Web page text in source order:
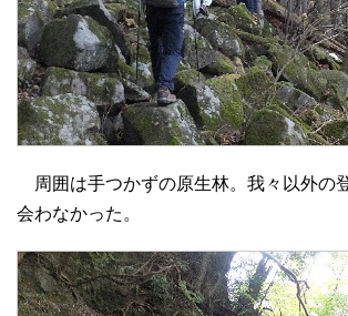
周囲は手つかずの原生林。我々以外の
会わなかった。